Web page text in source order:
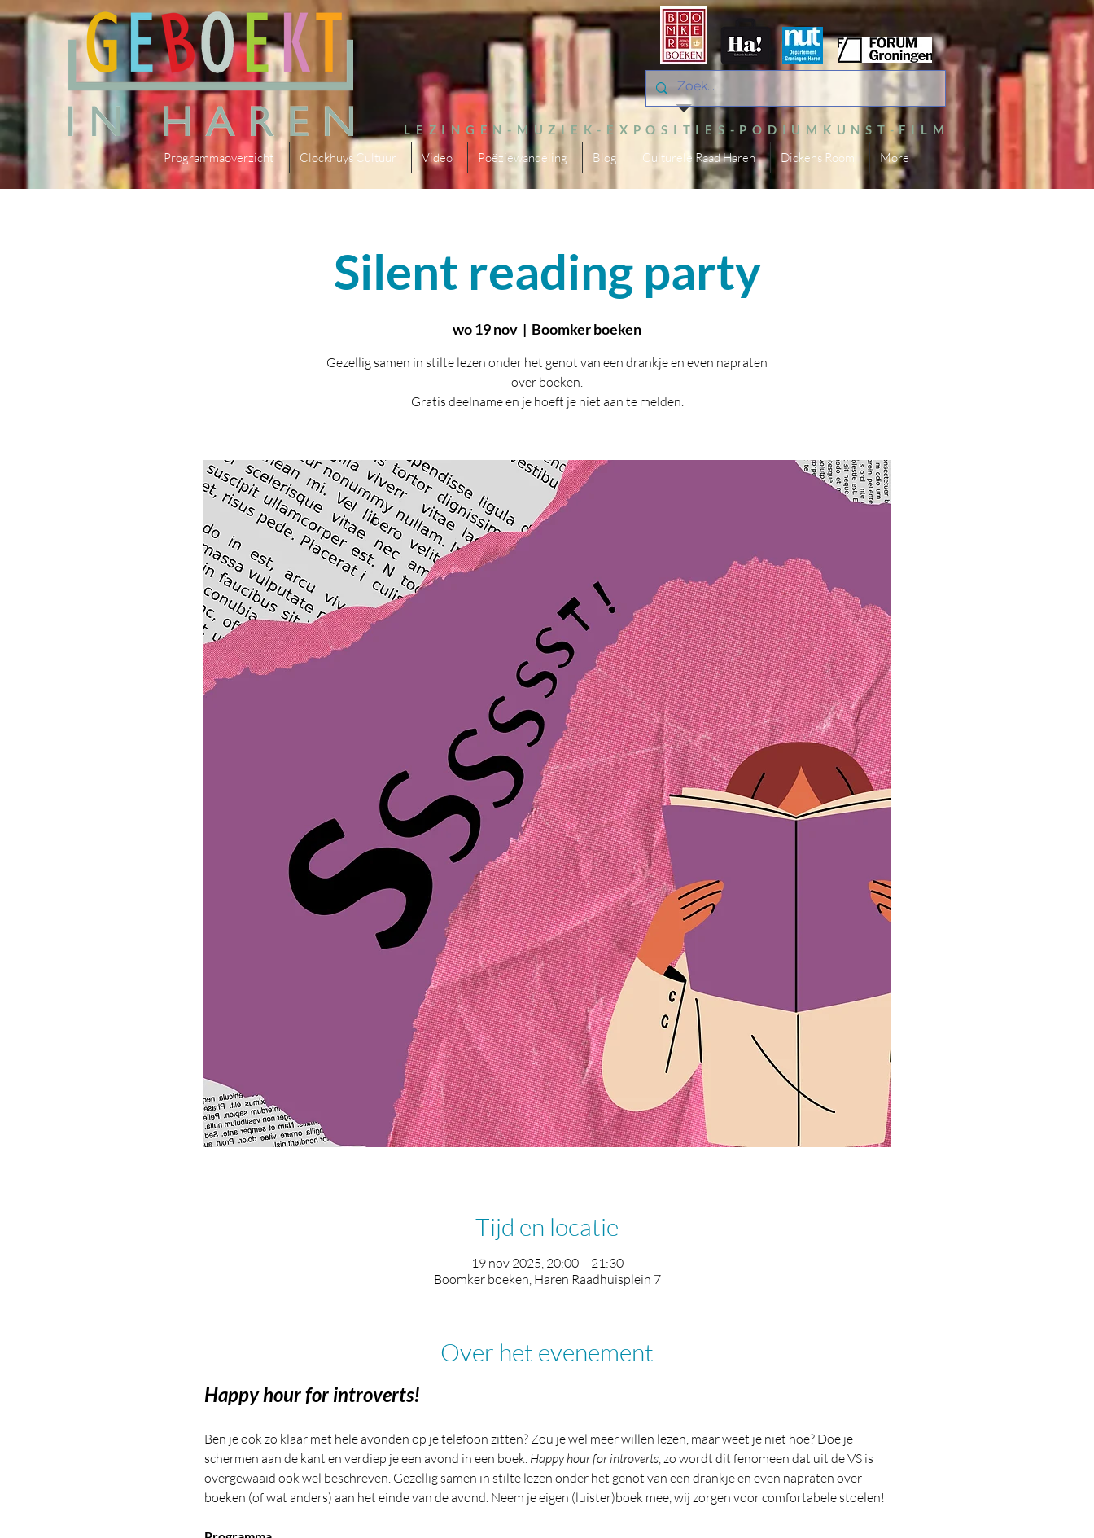
LEZINGEN-MUZIEK-EXPOSITIES-PODIUMKUNST-FILM
Programmaoverzicht Clockhuys Cultuur Video Poëziewandeling Blog Culturele Raad Haren Dickens Room More
Silent reading party
wo 19 nov
  |
Boomker boeken
Gezellig samen in stilte lezen onder het genot van een drankje en even napraten
over boeken.
Gratis deelname en je hoeft je niet aan te melden.
Tijd en locatie
19 nov 2025, 20:00 – 21:30
Boomker boeken, Haren Raadhuisplein 7
Over het evenement
Happy hour for introverts!
Ben je ook zo klaar met hele avonden op je telefoon zitten? Zou je wel meer willen lezen, maar weet je niet hoe? Doe je
schermen aan de kant en verdiep je een avond in een boek. Happy hour for introverts, zo wordt dit fenomeen dat uit de VS is
overgewaaid ook wel beschreven. Gezellig samen in stilte lezen onder het genot van een drankje en even napraten over
boeken (of wat anders) aan het einde van de avond. Neem je eigen (luister)boek mee, wij zorgen voor comfortabele stoelen!